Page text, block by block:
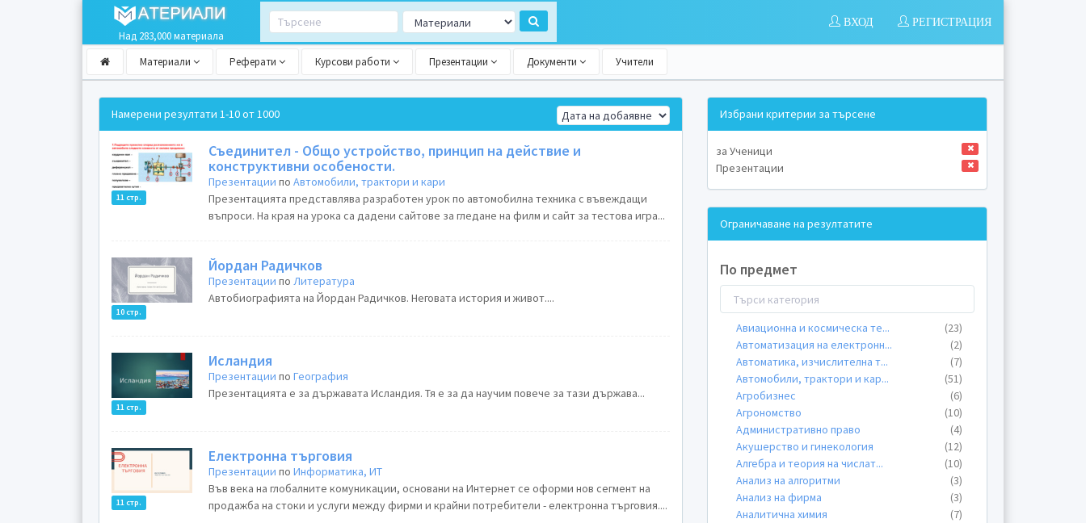
Над 283,000 материала
РЕГИСТРАЦИЯ
ВХОД
Материали Реферати Курсови работи Презентации Документи Учители
Намерени резултати 1-10 от 1000
11 стр.
Съединител - Общо устройство, принцип на действие и
конструктивни особености.
Презентации поАвтомобили, трактори и кари
Презентацията представлява разработен урок по автомобилна техника с въвеждащи
въпроси. На края на урока са дадени сайтове за гледане на филм и сайт за тестова игра...
10 стр.
Йордан Радичков
Презентации поЛитература
Автобиографията на Йордан Радичков. Неговата история и живот....
11 стр.
Исландия
Презентации поГеография
Презентацията е за държавата Исландия. Тя е за да научим повече за тази държава...
11 стр.
Електронна търговия
Презентации поИнформатика, ИТ
Във века на глобалните комуникации, основани на Интернет се оформи нов сегмент на
продажба на стоки и услуги между фирми и крайни потребители - електронна търговия....
Избрани критерии за търсене
за Ученици
Презентации
Ограничаване на резултатите
По предмет
Авиационна и космическа те...
(23)
Автоматизация на електронн...
(2)
Автоматика, изчислителна т...
(7)
Автомобили, трактори и кар...
(51)
Агробизнес
(6)
Агрономство
(10)
Административно право
(4)
Акушерство и гинекология
(12)
Алгебра и теория на числат...
(10)
Анализ на алгоритми
(3)
Анализ на фирма
(3)
Аналитична химия
(7)